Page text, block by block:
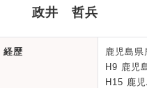
政井 哲兵
経歴
鹿児島
H9 鹿児
H15 鹿